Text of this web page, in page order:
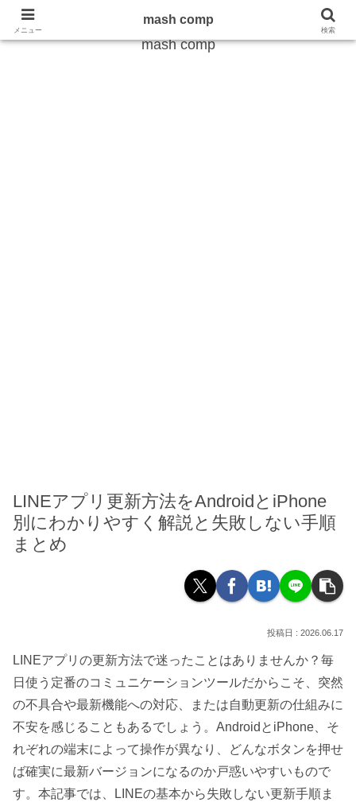
mash comp
LINEアプリ更新方法をAndroidとiPhone
別にわかりやすく解説と失敗しない手順
まとめ
2026.06.17
LINEアプリの更新方法で迷ったことはありませんか？毎
日使う定番のコミュニケーションツールだからこそ、突然
の不具合や最新機能への対応、または自動更新の仕組みに
不安を感じることもあるでしょう。AndroidとiPhone、そ
れぞれの端末によって操作が異なり、どんなボタンを押せ
ば確実に最新バージョンになるのか戸惑いやすいもので
す。本記事では、LINEの基本から失敗しない更新手順ま
メニュー
mash comp
検索